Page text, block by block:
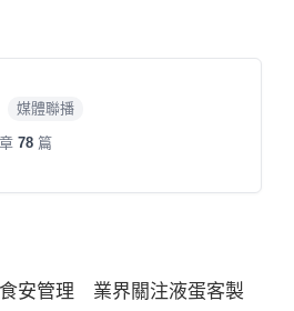
媒體聯播
章78 篇
安管理 業界關注液蛋客製